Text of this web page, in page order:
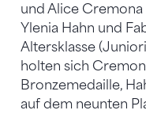
und Alice
Ylenia Hahn und
Altersklasse
holten sich
Bronzemedaille,
auf dem neunten